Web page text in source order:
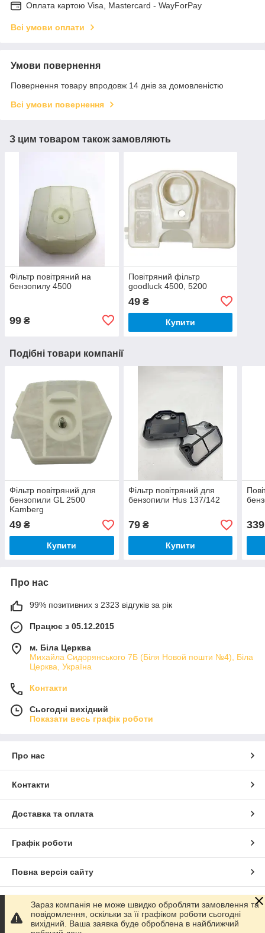
Оплата картою Visa, Mastercard - WayForPay
Всі умови оплати
Умови повернення
Повернення товару впродовж 14 днів за домовленістю
Всі умови повернення
З цим товаром також замовляють
Фільтр повітряний на
бензопилу 4500
99 ₴
Повітряний фільтр
goodluck 4500, 5200
49₴
Купити
Подібні товари компанії
Фільтр повітряний для
бензопили GL 2500
Kamberg
49 ₴
Купити
Фільтр повітряний для
бензопили Hus 137/142
79₴
Купити
339
Про нас
99% позитивних з 2323 відгуків за рік
Працює з 05.12.2015
м. Біла Церква
Михайла Сидорянського 7Б (Біля Новой пошти №4), Біла
Церква, Україна
Контакти
Сьогодні вихідний
Показати весь графік роботи
Про нас
Контакти
Доставка та оплата
Графік роботи
Повна версія сайту
Сайт створено на маркетплейсіProm.ua
Політика конфіденційності
Зараз компанія не може швидко обробляти замовлення та
повідомлення, оскільки за її графіком роботи сьогодні
вихідний. Ваша заявка буде оброблена в найближчий